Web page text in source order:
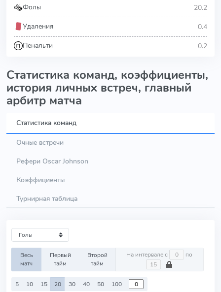
Фолы 20.2
Удаления 0.4
Пенальти 0.2
Статистика команд, коэффициенты,
история личных встреч, главный
арбитр матча
Статистика команд
Очные встречи
Рефери Oscar Johnson
Коэффициенты
Турнирная таблица
Весь
матч
Первый
тайм
Второй
тайм
На интервале с по
5 10 15 20 30 40 50 100